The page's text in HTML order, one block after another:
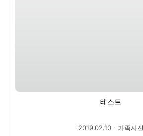
테스트
2019.02.10 ㆍ 가족사진